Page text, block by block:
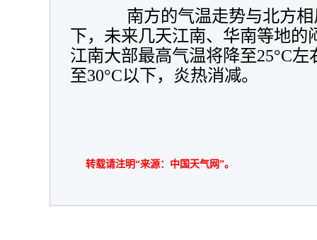
南方的气温走势与北方相
下，未来几天江南、华南等地的
江南大部最高气温将降至25°C
至30°C以下，炎热消减。
转载请注明“来源：中国天气网”。